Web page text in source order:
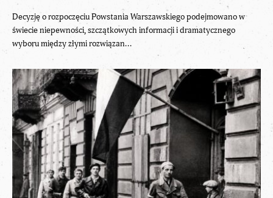
Decyzję o rozpoczęciu Powstania Warszawskiego podejmowano w
świecie niepewności, szczątkowych informacji i dramatycznego
wyboru między złymi rozwiązan...